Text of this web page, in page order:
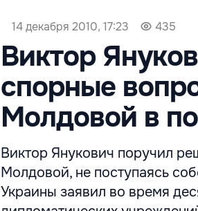
14 декабря 2010, 17:23 435
Виктор
спорные
Молдовой в
Виктор Янукович поручил
Молдовой, не поступаясь
Украины заявил во время